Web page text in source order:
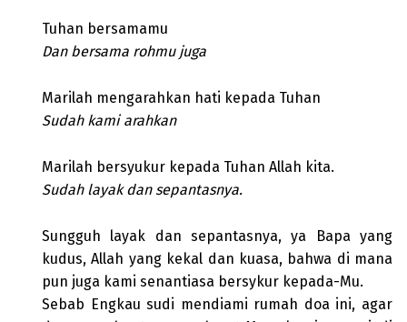
Tuhan bersamamu
Dan bersama rohmu juga
Marilah mengarahkan hati kepada Tuhan
Sudah kami arahkan
Marilah bersyukur kepada Tuhan Allah kita.
Sudah layak dan sepantasnya.
Sungguh layak dan sepantasnya, ya Bapa yang
kudus, Allah yang kekal dan kuasa, bahwa di mana
pun juga kami senantiasa bersykur kepada-Mu.
Sebab Engkau sudi mendiami rumah doa ini, agar